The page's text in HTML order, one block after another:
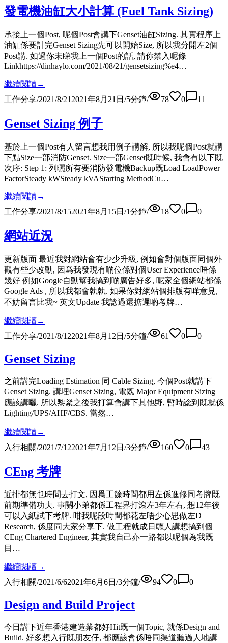
發電機油缸大小計算 (Fuel Tank Sizing)
承接上一個Post, 呢個Post會講下Genset油缸Sizing. 其實程序上
油缸係要計完Genset Sizing先可以開始Size, 所以我分開左2個
Post講. 如過你未睇我上一個Post的話, 請你禁入呢條
Linkhttps://dinhaylo.com/2021/08/21/gensetsizing%e4…
繼續閱讀→
工作分享/2021/8/21 2021年8月21日 /5分鐘/ 78 0 11
Genset Sizing 例子
基於上一個Post有人留言想我用例子講解, 所以我呢個Post就講
下點Size一部消防Genset. Size一部Genset既時候, 我會有以下既
次序: Step 1: 列曬所有要消防發電機Backup既Load LoadPower
FactorSteady kWSteady kVAStarting MethodCu…
繼續閱讀→
工作分享/2021/8/152021年8月15日 /1分鐘/ 18 0 0
網站近況
更新版面 最近我對網站會有少少升級, 例如會對個版面同個外
觀有些少改動, 因爲我發現有啲位係對個User Experience唔係
幾好 例如Google自動幫我搞到啲廣告好多, 呢家全個網站都係
Google Ads , 所以我都會執執. 如果你對網站個排版有咩意見,
不妨留言比我~ 英文Update 我諗過還掂遲啲考牌…
繼續閱讀→
工作分享/2021/8/122021年8月12日 /5分鐘/ 61 0 0
Genset Sizing
之前講完Loading Estimation 同 Cable Sizing, 今個Post就講下
Genset Sizing. 講埋Genset Sizing, 電既 Major Equipment Sizing
應該講曬. 所以黎緊之後我打算會講下其他野, 暫時諗到既就係
Lighting/UPS/AHF/CBS. 當然…
繼續閱讀→
入行相關/2021/7/122021年7月12日 /3分鐘/ 160 0 43
CEng 考牌
近排都無乜時間去打文, 因爲工餘時間都用左係進修同考牌既
前期準備功夫. 事關小弟都係工程界打滾左3年左右, 想12年後
可以入紙試下考牌. 咁我呢段時間都花左唔少心思做左D
Research, 係度同大家分享下. 做工程就成日聼人講想搞到個
CEng Chartered Engineer, 其實我自己亦一路都以呢個為我既
目…
繼續閱讀→
入行相關/2021/6/62021年6月6日 /3分鐘/ 94 0 0
Design and Build Project
今日講下近年香港建造業都好Hit既一個Topic, 就係Design and
Build. 好多想入行既朋友仔, 都應該會係唔同渠道聽過人地講